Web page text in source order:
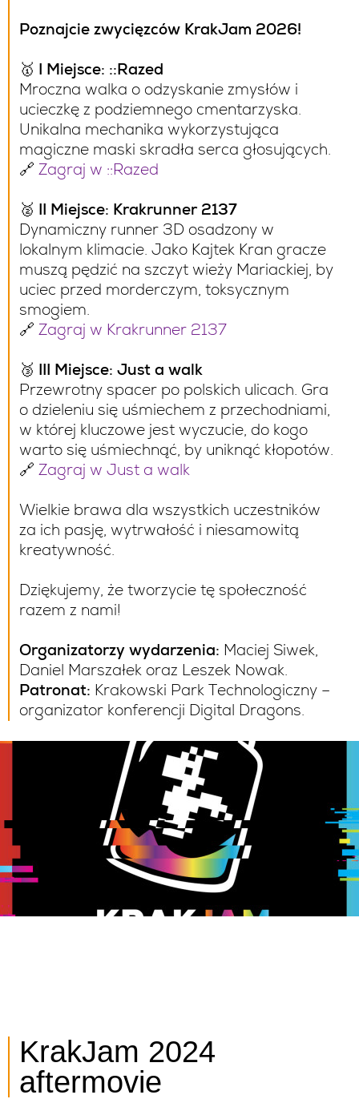
Poznajcie zwycięzców KrakJam 2026!
🥇 I Miejsce: ::Razed
Mroczna walka o odzyskanie zmysłów i
ucieczkę z podziemnego cmentarzyska.
Unikalna mechanika wykorzystująca
magiczne maski skradła serca głosujących.
🔗 Zagraj w ::Razed
🥈 II Miejsce: Krakrunner 2137
Dynamiczny runner 3D osadzony w
lokalnym klimacie. Jako Kajtek Kran gracze
muszą pędzić na szczyt wieży Mariackiej, by
uciec przed morderczym, toksycznym
smogiem.
🔗 Zagraj w Krakrunner 2137
🥉 III Miejsce: Just a walk
Przewrotny spacer po polskich ulicach. Gra
o dzieleniu się uśmiechem z przechodniami,
w której kluczowe jest wyczucie, do kogo
warto się uśmiechnąć, by uniknąć kłopotów.
🔗 Zagraj w Just a walk
Wielkie brawa dla wszystkich uczestników
za ich pasję, wytrwałość i niesamowitą
kreatywność.
Dziękujemy, że tworzycie tę społeczność
razem z nami!
Organizatorzy wydarzenia: Maciej Siwek,
Daniel Marszałek oraz Leszek Nowak.
Patronat: Krakowski Park Technologiczny –
organizator konferencji Digital Dragons.
KrakJam 2024
aftermovie